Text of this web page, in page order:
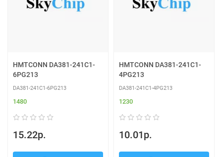
HMTCONN DA381-241C1-
6PG213
DA381-241C1-6PG213
1480
15.22р.
HMTCONN DA381-241C1-
4PG213
DA381-241C1-4PG213
1230
10.01р.